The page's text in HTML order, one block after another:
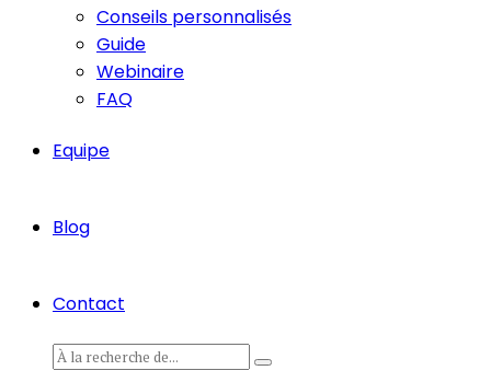
Conseils personnalisés
Guide
Webinaire
FAQ
Equipe
Blog
Contact